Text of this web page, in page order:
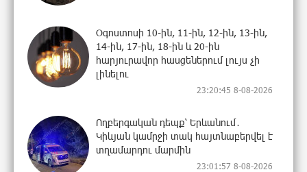
Օգոստոսի 10-ին, 11-ին, 12-ին, 13-ին,
14-ին, 17-ին, 18-ին և 20-ին
հարյուրավոր հասցեներում լույս չի
լինելու
23:20:45 8-08-2026
Ողբերգական դեպք՝ Երևանում․
Կիևյան կամրջի տակ հայտնաբերվել է
տղամարդու մարմին
23:01:57 8-08-2026